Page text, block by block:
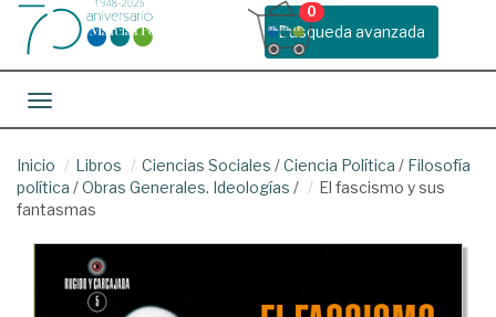
Busqueda avanzada
0
Toggle navigation
Inicio Libros Ciencias Sociales /Ciencia Política / Filosofía
política /Obras Generales. Ideologías /
El fascismo y sus
fantasmas